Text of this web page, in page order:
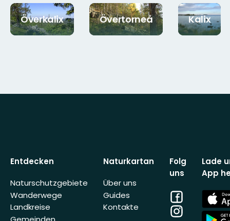
Överkalix Övertorneå Kalix
Entdecken
Naturschutzgebiete
Wanderwege
Landkreise
Naturkartan
Über uns
Guides
Kontakte
Folg
uns
Facebook
Instagram
Lade
App
App
Store
App